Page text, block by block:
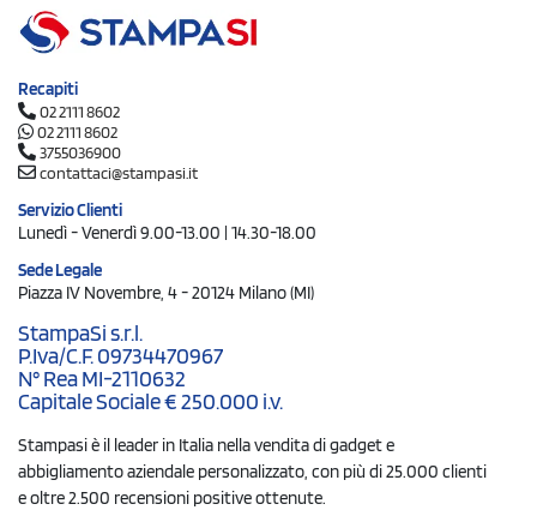
Recapiti
02 2111 8602
02 2111 8602
3755036900
contattaci@stampasi.it
Servizio Clienti
Lunedì - Venerdì 9.00-13.00 | 14.30-18.00
Sede Legale
Piazza IV Novembre, 4 - 20124 Milano (MI)
StampaSi s.r.l.
P.Iva/C.F. 09734470967
N° Rea MI-2110632
Capitale Sociale € 250.000 i.v.
Stampasi è il leader in Italia nella vendita di gadget e
abbigliamento aziendale personalizzato, con più di 25.000 clienti
e oltre 2.500 recensioni positive ottenute.